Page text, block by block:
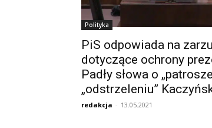
Polityka
PiS odpowiada na
dotyczące ochrony
Padły słowa o
„odstrzeleniu”
redakcja - 13.05.2021